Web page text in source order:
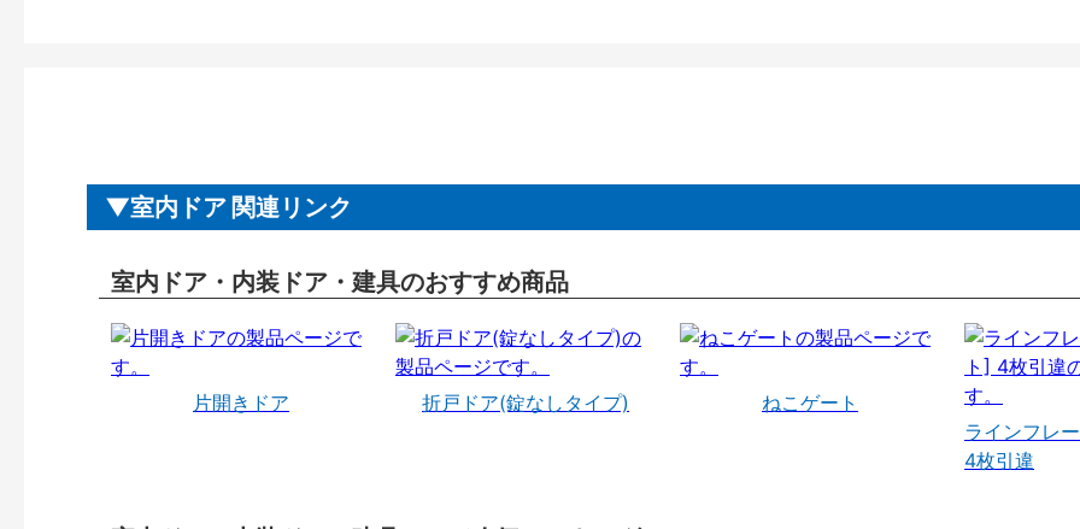
室内ドア 関連リンク
室内ドア・内装ドア・建具のおすすめ商品
片開きドア 折戸ドア(錠なしタイプ)
ねこゲート
ラインフレ
4枚引違